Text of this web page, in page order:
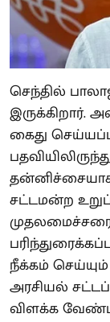
செந்தில்
இருக்கிறார்.
கைது
சட்டமன்ற
நீக்கம்
அரசியல்
விளக்க